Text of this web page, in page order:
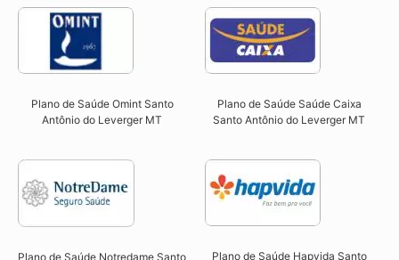
Plano de Saúde Omint Santo
Antônio do Leverger MT​
Plano de Saúde Saúde Caixa
Santo Antônio do Leverger MT​
Plano de Saúde Notredame Santo
Plano de Saúde Hapvida Santo